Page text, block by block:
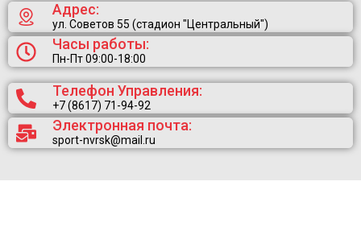
Адрес:
ул. Советов 55 (стадион "Центральный")
Часы работы:
Пн-Пт 09:00-18:00
Телефон Управления:
+7 (8617) 71-94-92
Электронная почта:
sport-nvrsk@mail.ru